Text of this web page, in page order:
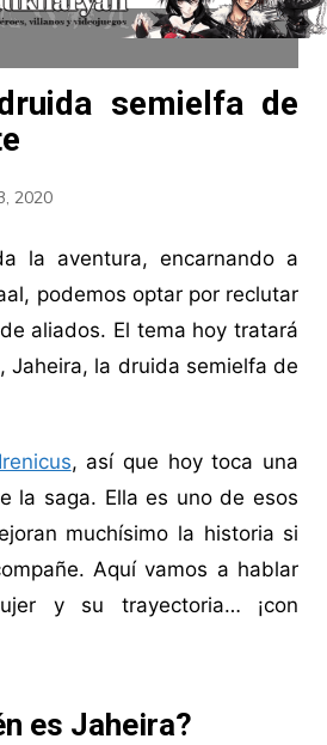
semielfa de
2020
la aventura, encarnando a
podemos optar por reclutar
aliados. El tema hoy tratará
Jaheira, la druida semielfa de
Irenicus, así que hoy toca una
la saga. Ella es uno de esos
muchísimo la historia si
Aquí vamos a hablar
y su trayectoria… ¡con
es Jaheira?